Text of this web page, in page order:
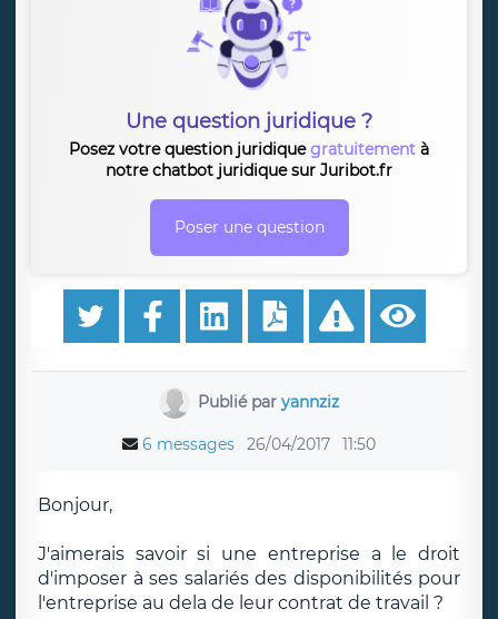
Une question juridique ?
Posez votre question juridiquegratuitement à
notre chatbot juridique sur Juribot.fr
Poser une question
Publié paryannziz
6 messages 26/04/2017 11:50
Bonjour,
J'aimerais savoir si une entreprise a le droit
d'imposer à ses salariés des disponibilités pour
l'entreprise au dela de leur contrat de travail ?